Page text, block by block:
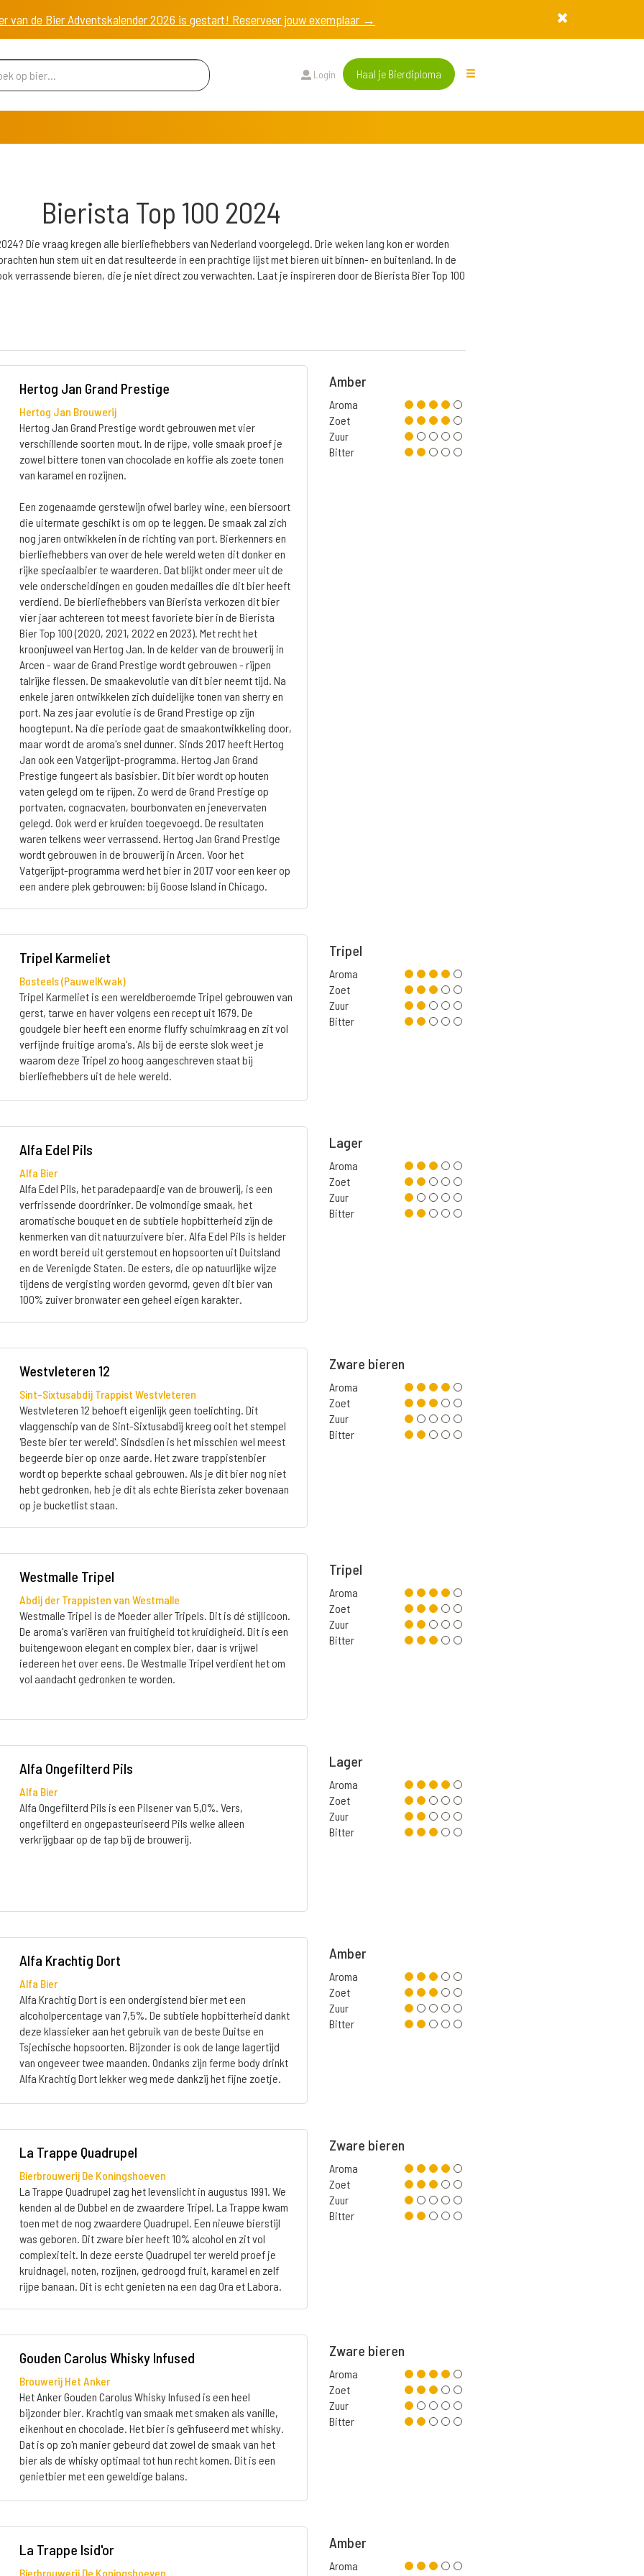
van de Bier Adventskalender 2026 is gestart! Reserveer jouw exemplaar →
Login Haal je Bierdiploma
Bierista Top 100 2024
Die vraag kregen alle bierliefhebbers van Nederland voorgelegd. Drie weken lang kon er worden
hun stem uit en dat resulteerde in een prachtige lijst met bieren uit binnen- en buitenland. In de
verrassende bieren, die je niet direct zou verwachten. Laat je inspireren door de Bierista Bier Top 100
Hertog Jan Grand Prestige
Hertog Jan Brouwerij
Hertog Jan Grand Prestige wordt gebrouwen met vier
verschillende soorten mout. In de rijpe, volle smaak proef je
zowel bittere tonen van chocolade en koffie als zoete tonen
van karamel en rozijnen.
Een zogenaamde gerstewijn ofwel barley wine, een biersoort
die uitermate geschikt is om op te leggen. De smaak zal zich
nog jaren ontwikkelen in de richting van port. Bierkenners en
bierliefhebbers van over de hele wereld weten dit donker en
rijke speciaalbier te waarderen. Dat blijkt onder meer uit de
vele onderscheidingen en gouden medailles die dit bier heeft
verdiend. De bierliefhebbers van Bierista verkozen dit bier
vier jaar achtereen tot meest favoriete bier in de Bierista
Bier Top 100 (2020, 2021, 2022 en 2023). Met recht het
kroonjuweel van Hertog Jan. In de kelder van de brouwerij in
Arcen - waar de Grand Prestige wordt gebrouwen - rijpen
talrijke flessen. De smaakevolutie van dit bier neemt tijd. Na
enkele jaren ontwikkelen zich duidelijke tonen van sherry en
port. Na zes jaar evolutie is de Grand Prestige op zijn
hoogtepunt. Na die periode gaat de smaakontwikkeling door,
maar wordt de aroma's snel dunner. Sinds 2017 heeft Hertog
Jan ook een Vatgerijpt-programma. Hertog Jan Grand
Prestige fungeert als basisbier. Dit bier wordt op houten
vaten gelegd om te rijpen. Zo werd de Grand Prestige op
portvaten, cognacvaten, bourbonvaten en jenevervaten
gelegd. Ook werd er kruiden toegevoegd. De resultaten
waren telkens weer verrassend. Hertog Jan Grand Prestige
wordt gebrouwen in de brouwerij in Arcen. Voor het
Vatgerijpt-programma werd het bier in 2017 voor een keer op
een andere plek gebrouwen: bij Goose Island in Chicago.
Amber
Aroma
Zoet
Zuur
Bitter
Tripel Karmeliet
Bosteels (PauwelKwak)
Tripel Karmeliet is een wereldberoemde Tripel gebrouwen van
gerst, tarwe en haver volgens een recept uit 1679. De
goudgele bier heeft een enorme fluffy schuimkraag en zit vol
verfijnde fruitige aroma's. Als bij de eerste slok weet je
waarom deze Tripel zo hoog aangeschreven staat bij
bierliefhebbers uit de hele wereld.
Tripel
Aroma
Zoet
Zuur
Bitter
Alfa Edel Pils
Alfa Bier
Alfa Edel Pils, het paradepaardje van de brouwerij, is een
verfrissende doordrinker. De volmondige smaak, het
aromatische bouquet en de subtiele hopbitterheid zijn de
kenmerken van dit natuurzuivere bier. Alfa Edel Pils is helder
en wordt bereid uit gerstemout en hopsoorten uit Duitsland
en de Verenigde Staten. De esters, die op natuurlijke wijze
tijdens de vergisting worden gevormd, geven dit bier van
100% zuiver bronwater een geheel eigen karakter.
Lager
Aroma
Zoet
Zuur
Bitter
Westvleteren 12
Sint-Sixtusabdij Trappist Westvleteren
Westvleteren 12 behoeft eigenlijk geen toelichting. Dit
vlaggenschip van de Sint-Sixtusabdij kreeg ooit het stempel
'Beste bier ter wereld'. Sindsdien is het misschien wel meest
begeerde bier op onze aarde. Het zware trappistenbier
wordt op beperkte schaal gebrouwen. Als je dit bier nog niet
hebt gedronken, heb je dit als echte Bierista zeker bovenaan
op je bucketlist staan.
Zware bieren
Aroma
Zoet
Zuur
Bitter
Westmalle Tripel
Abdij der Trappisten van Westmalle
Westmalle Tripel is de Moeder aller Tripels. Dit is dé stijlicoon.
De aroma's variëren van fruitigheid tot kruidigheid. Dit is een
buitengewoon elegant en complex bier, daar is vrijwel
iedereen het over eens. De Westmalle Tripel verdient het om
vol aandacht gedronken te worden.
Tripel
Aroma
Zoet
Zuur
Bitter
Alfa Ongefilterd Pils
Alfa Bier
Alfa Ongefilterd Pils is een Pilsener van 5,0%. Vers,
ongefilterd en ongepasteuriseerd Pils welke alleen
verkrijgbaar op de tap bij de brouwerij.
Lager
Aroma
Zoet
Zuur
Bitter
Alfa Krachtig Dort
Alfa Bier
Alfa Krachtig Dort is een ondergistend bier met een
alcoholpercentage van 7,5%. De subtiele hopbitterheid dankt
deze klassieker aan het gebruik van de beste Duitse en
Tsjechische hopsoorten. Bijzonder is ook de lange lagertijd
van ongeveer twee maanden. Ondanks zijn ferme body drinkt
Alfa Krachtig Dort lekker weg mede dankzij het fijne zoetje.
Amber
Aroma
Zoet
Zuur
Bitter
La Trappe Quadrupel
Bierbrouwerij De Koningshoeven
La Trappe Quadrupel zag het levenslicht in augustus 1991. We
kenden al de Dubbel en de zwaardere Tripel. La Trappe kwam
toen met de nog zwaardere Quadrupel. Een nieuwe bierstijl
was geboren. Dit zware bier heeft 10% alcohol en zit vol
complexiteit. In deze eerste Quadrupel ter wereld proef je
kruidnagel, noten, rozijnen, gedroogd fruit, karamel en zelf
rijpe banaan. Dit is echt genieten na een dag Ora et Labora.
Zware bieren
Aroma
Zoet
Zuur
Bitter
Gouden Carolus Whisky Infused
Brouwerij Het Anker
Het Anker Gouden Carolus Whisky Infused is een heel
bijzonder bier. Krachtig van smaak met smaken als vanille,
eikenhout en chocolade. Het bier is geïnfuseerd met whisky.
Dat is op zo'n manier gebeurd dat zowel de smaak van het
bier als de whisky optimaal tot hun recht komen. Dit is een
genietbier met een geweldige balans.
Zware bieren
Aroma
Zoet
Zuur
Bitter
La Trappe Isid'or
Bierbrouwerij De Koningshoeven
Amber
Aroma